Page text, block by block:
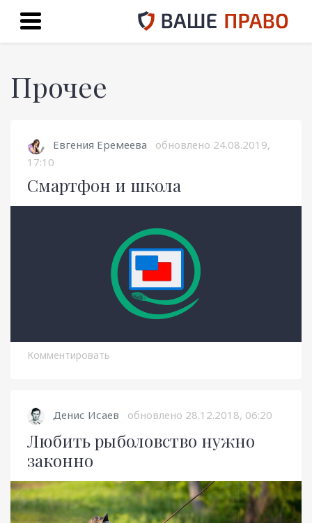
Прочее
Евгения Еремеева обновлено 24.08.2019,
17:10
Смартфон и школа
Комментировать
Денис Исаев обновлено 28.12.2018, 06:20
Любить рыболовство нужно
законно